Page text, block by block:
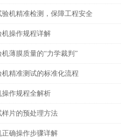
机精准检测，保障工程安全
机操作规程详解
薄膜质量的“力学裁判”
精准测试的标准化流程
作规程全解析
片的预处理方法
确操作步骤详解